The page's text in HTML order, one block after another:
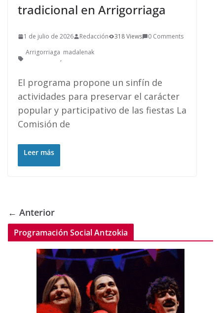
tradicional en Arrigorriaga
1 de julio de 2026 Redacción 318 Views
0 Comments
Arrigorriaga
,
madalenak
El programa propone un sinfín de
actividades para preservar el carácter
popular y participativo de las fiestas La
Comisión de
Leer más
← Anterior
Programación Social Antzokia